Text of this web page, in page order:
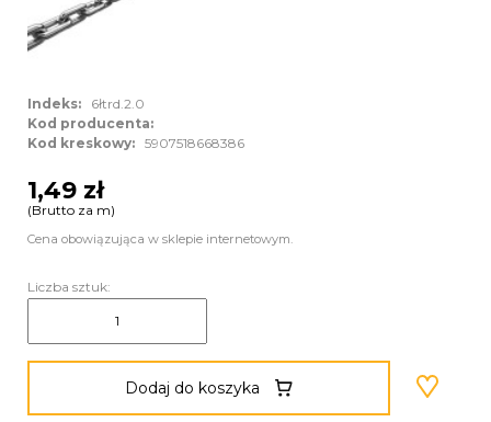
Indeks:
6łtrd.2.0
Kod producenta:
Kod kreskowy: 5907518668386
1,49 zł
(Brutto za m)
Cena obowiązująca w sklepie internetowym.
Liczba sztuk:
Dodaj do koszyka